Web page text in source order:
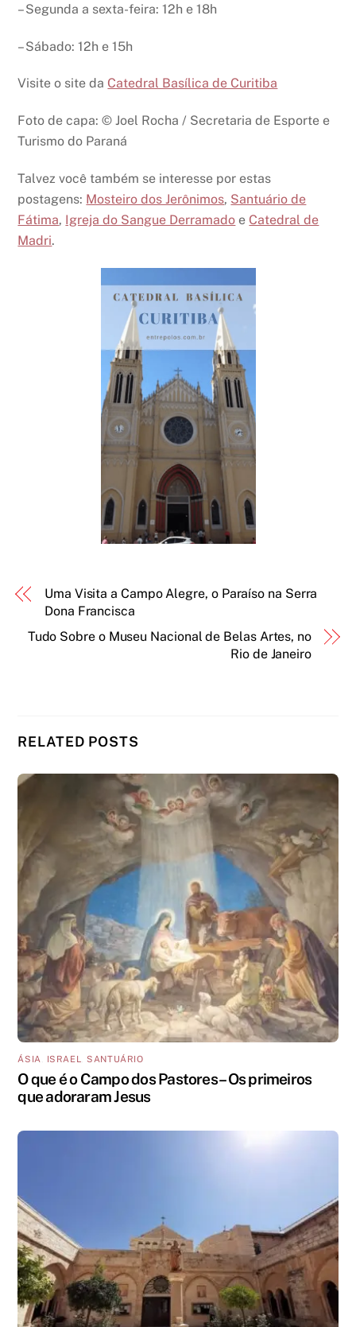
– Segunda a sexta-feira: 12h e 18h
– Sábado: 12h e 15h
Visite o site da Catedral Basílica de Curitiba
Foto de capa: © Joel Rocha / Secretaria de Esporte e
Turismo do Paraná
Talvez você também se interesse por estas
postagens: Mosteiro dos Jerônimos, Santuário de
Fátima, Igreja do Sangue Derramado e Catedral de
Madri.
Uma Visita a Campo Alegre, o Paraíso na Serra
Dona Francisca
Tudo Sobre o Museu Nacional de Belas Artes, no
Rio de Janeiro
RELATED POSTS
ÁSIA ISRAEL SANTUÁRIO
O que é o Campo dos Pastores – Os primeiros
que adoraram Jesus